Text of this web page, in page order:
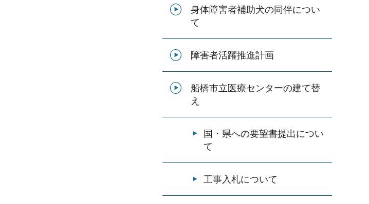
身体障害者補助犬の同伴につい
て
障害者活躍推進計画
船橋市立医療センターの建て替
え
国・県への要望書提出につい
て
工事入札について